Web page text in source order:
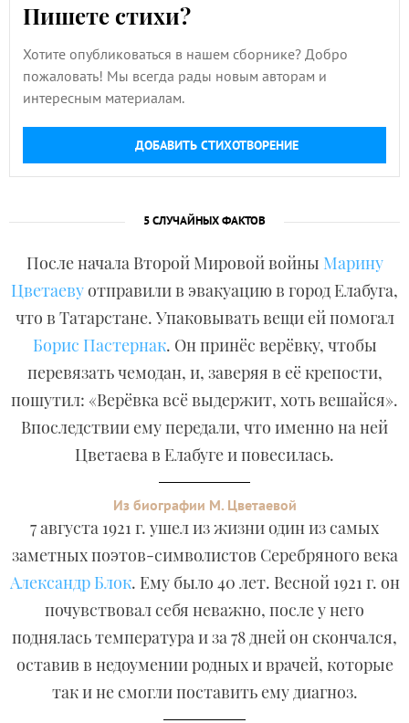
Пишете стихи?
Хотите опубликоваться в нашем сборнике? Добро
пожаловать! Мы всегда рады новым авторам и
интересным материалам.
ДОБАВИТЬ СТИХОТВОРЕНИЕ
5 СЛУЧАЙНЫХ ФАКТОВ
После начала Второй Мировой войны Марину
Цветаевуотправили в эвакуацию в город Елабуга,
что в Татарстане. Упаковывать вещи ей помогал
Борис Пастернак. Он принёс верёвку, чтобы
перевязать чемодан, и, заверяя в её крепости,
пошутил: «Верёвка всё выдержит, хоть вешайся».
Впоследствии ему передали, что именно на ней
Цветаева в Елабуге и повесилась.
Из биографии М. Цветаевой
7 августа 1921 г. ушел из жизни один из самых
заметных поэтов-символистов Серебряного века
Александр Блок. Ему было 40 лет. Весной 1921 г. он
почувствовал себя неважно, после у него
поднялась температура и за 78 дней он скончался,
оставив в недоумении родных и врачей, которые
так и не смогли поставить ему диагноз.